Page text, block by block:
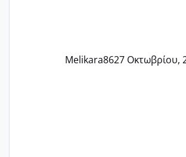
Melikara8627 Οκτωβρίου,